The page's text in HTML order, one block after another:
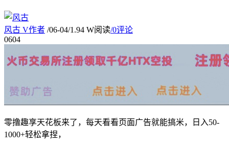
风古 V作者 /06-04/1.94 W阅读/0评论
0604
零撸趣享天花板来了，每天看看页面广告就能搞米，日入50-
1000+轻松拿捏，